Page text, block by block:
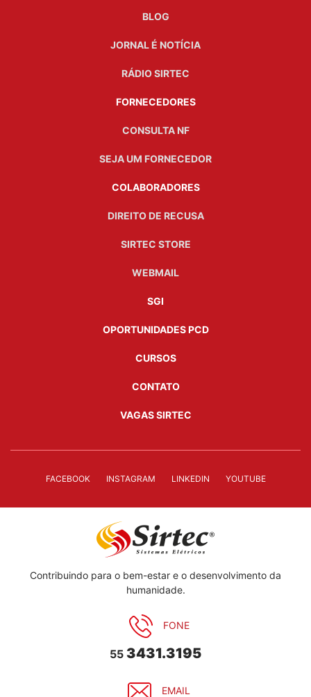
BLOG
JORNAL É NOTÍCIA
RÁDIO SIRTEC
FORNECEDORES
CONSULTA NF
SEJA UM FORNECEDOR
COLABORADORES
DIREITO DE RECUSA
SIRTEC STORE
WEBMAIL
SGI
OPORTUNIDADES PCD
CURSOS
CONTATO
VAGAS SIRTEC
FACEBOOK INSTAGRAM LINKEDIN YOUTUBE
Contribuindo para o bem-estar e o desenvolvimento da
humanidade.
FONE
55 3431.3195
EMAIL